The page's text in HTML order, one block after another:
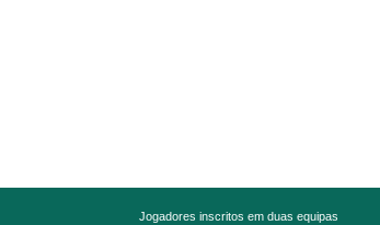
Jogadores inscritos em duas equipas